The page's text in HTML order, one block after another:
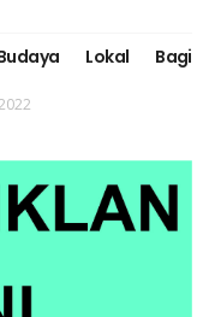
Lokal Bagi